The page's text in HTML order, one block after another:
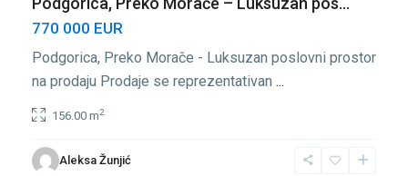
770 000 EUR
Podgorica, Preko Morače - Luksuzan poslovni prostor
na prodaju Prodaje se reprezentativan ...
156.00 m2
Aleksa Žunjić
Preko
Morače,